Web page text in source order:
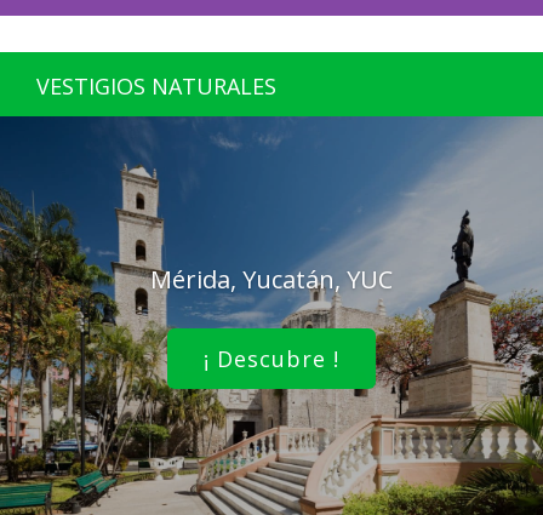
VESTIGIOS NATURALES
Mérida, Yucatán, YUC
¡ Descubre !